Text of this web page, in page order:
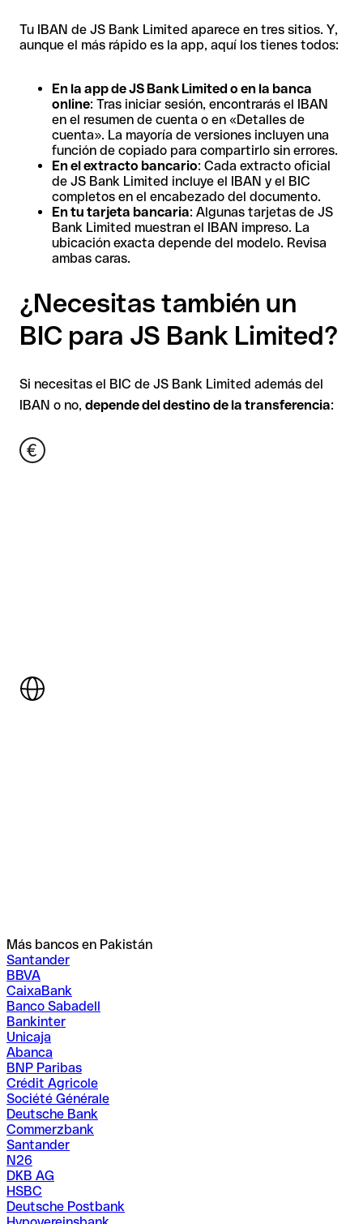
Tu IBAN de JS Bank Limited aparece en tres sitios. Y,
aunque el más rápido es la app, aquí los tienes todos:
En la app de JS Bank Limited o en la banca
online: Tras iniciar sesión, encontrarás el IBAN
en el resumen de cuenta o en «Detalles de
cuenta». La mayoría de versiones incluyen una
función de copiado para compartirlo sin errores.
En el extracto bancario: Cada extracto oficial
de JS Bank Limited incluye el IBAN y el BIC
completos en el encabezado del documento.
En tu tarjeta bancaria: Algunas tarjetas de JS
Bank Limited muestran el IBAN impreso. La
ubicación exacta depende del modelo. Revisa
ambas caras.
¿Necesitas también un
BIC para JS Bank Limited?
Si necesitas el BIC de JS Bank Limited además del
IBAN o no, depende del destino de la transferencia:
Más bancos en Pakistán
Santander
BBVA
CaixaBank
Banco Sabadell
Bankinter
Unicaja
Abanca
BNP Paribas
Crédit Agricole
Société Générale
Deutsche Bank
Commerzbank
Santander
N26
DKB AG
HSBC
Deutsche Postbank